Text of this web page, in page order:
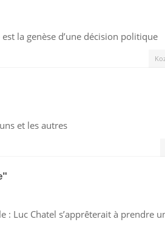
la genèse d’une décision politique
et les autres
Luc Chatel s’apprêterait à prendre